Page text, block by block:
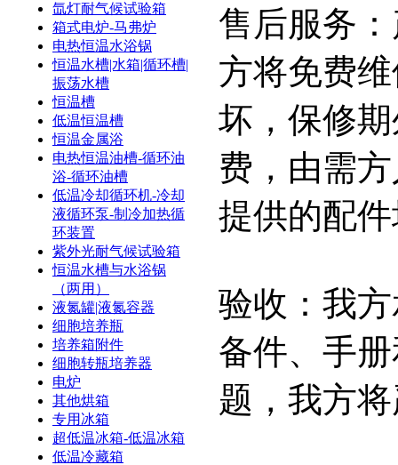
氙灯耐气候试验箱
箱式电炉-马弗炉
电热恒温水浴锅
恒温水槽|水箱|循环槽|
振荡水槽
恒温槽
低温恒温槽
恒温金属浴
电热恒温油槽-循环油
浴-循环油槽
低温冷却循环机-冷却
液循环泵-制冷加热循
环装置
紫外光耐气候试验箱
恒温水槽与水浴锅
（两用）
液氮罐|液氮容器
细胞培养瓶
培养箱附件
细胞转瓶培养器
电炉
其他烘箱
专用冰箱
超低温冰箱-低温冰箱
低温冷藏箱
售后服务
方将免费
坏，保修
费，由需
提供的配
验收：我
备件、手
题，我方